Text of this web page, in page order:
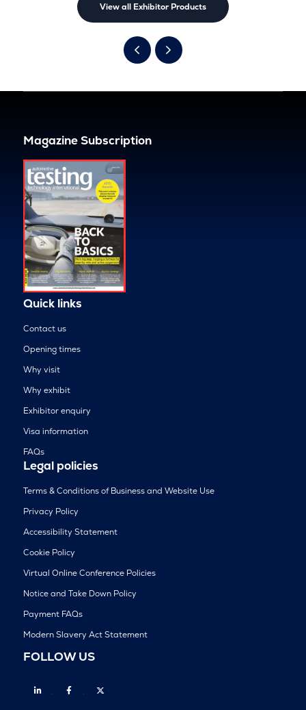
View all Exhibitor Products
Magazine Subscription
Quick links
Contact us
Opening times
Why visit
Why exhibit
Exhibitor enquiry
Visa information
FAQs
Legal policies
Terms & Conditions of Business and Website Use
Privacy Policy
Accessibility Statement
Cookie Policy
Virtual Online Conference Policies
Notice and Take Down Policy
Payment FAQs
Modern Slavery Act Statement
FOLLOW US
Linkedin Facebook